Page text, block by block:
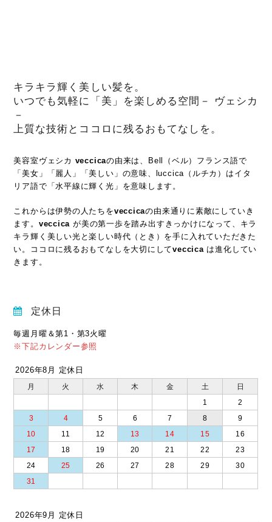
キラキラ輝く美しい髪を。
いつでも気軽に「美」を楽しめる空間－ ヴェシカ
－
上質な技術とココロに残るおもてなしを。
美容室ヴェシカ veccicaの由来は、Bell（ベル）フランス語で
「美女」「麗人」「美しい」の意味、luccica（ルチカ）はイタ
リア語で「水平線に輝く光」を意味します。
これからは伊勢の人たちをveccicaの由来通りに素敵にしていき
ます。 veccica が美の第一歩を踏み出すきっかけになって、キラ
キラ輝く美しい光と楽しい時代（とき）を手に入れていただきた
い。ココロに残るおもてなしを大切にしてveccicaは進化してい
きます。
定休日
毎週月曜＆第1・第3火曜
※下記カレンダー参照
2026年8月 定休日
月 火 水 木 金 土
日
1
2
3
4 5 6 7 8
9
10
11 12 13 14 15
16
17
18 19 20 21 22
23
24
25 26 27 28 29
30
31
2026年9月 定休日